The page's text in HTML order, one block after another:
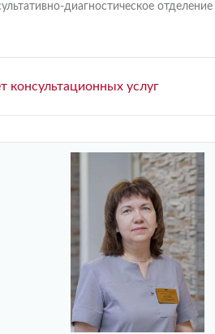
диагностическое
консультационных услуг